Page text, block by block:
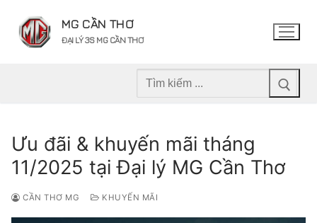
MG CẦN THƠ
ĐẠI LÝ 3S MG CẦN THƠ
Tìm
Ưu đãi & khuyến mãi tháng
11/2025 tại Đại lý MG Cần Thơ
CẦN THƠ MG KHUYẾN MÃI